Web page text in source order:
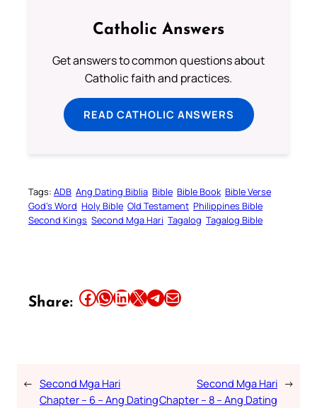
Catholic Answers
Get answers to common questions about
Catholic faith and practices.
READ CATHOLIC ANSWERS
Tags: ADB Ang Dating Biblia Bible Bible Book Bible Verse
God’s Word Holy Bible Old Testament Philippines Bible
Second Kings Second Mga Hari Tagalog Tagalog Bible
Share: Share this article on Facebook Share this article on WhatsApp Share this article on LinkedIn Share this article on X Share this article on TelegramEmail this Article
← Second Mga Hari
Chapter – 6 – Ang Dating
Second Mga Hari
Chapter – 8 – Ang Dating
→